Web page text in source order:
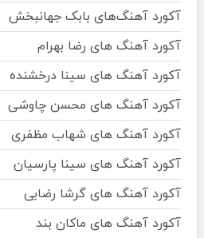
آکورد آهنگ‌های بابک جهانبخش
آکورد آهنگ های رضا بهرام
آکورد آهنگ های سینا درخشنده
آکورد آهنگ های محسن چاوشی
آکورد آهنگ های شهاب مظفری
آکورد آهنگ های سینا پارسیان
آکورد آهنگ های گرشا رضایی
آکورد آهنگ های ماکان بند